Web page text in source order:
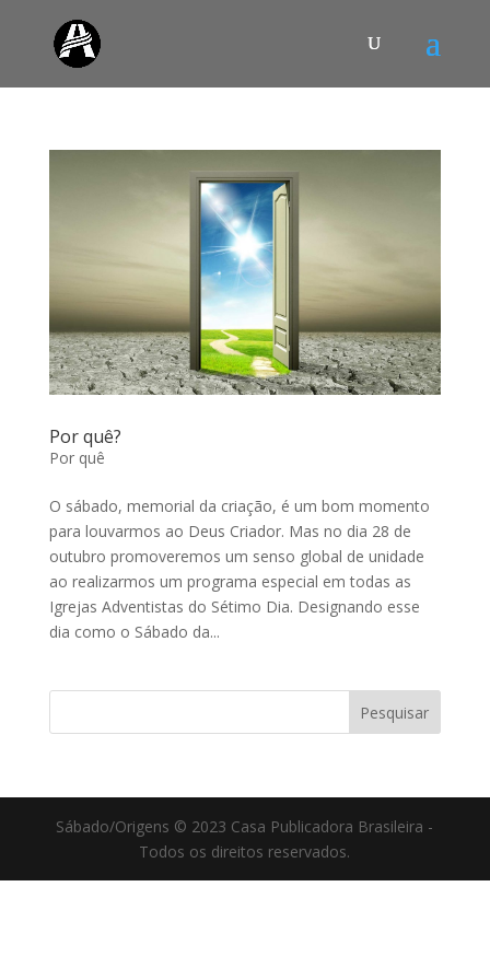
Por quê?
Por quê
O sábado, memorial da criação, é um bom momento
para louvarmos ao Deus Criador. Mas no dia 28 de
outubro promoveremos um senso global de unidade
ao realizarmos um programa especial em todas as
Igrejas Adventistas do Sétimo Dia. Designando esse
dia como o Sábado da...
Sábado/Origens © 2023 Casa Publicadora Brasileira -
Todos os direitos reservados.